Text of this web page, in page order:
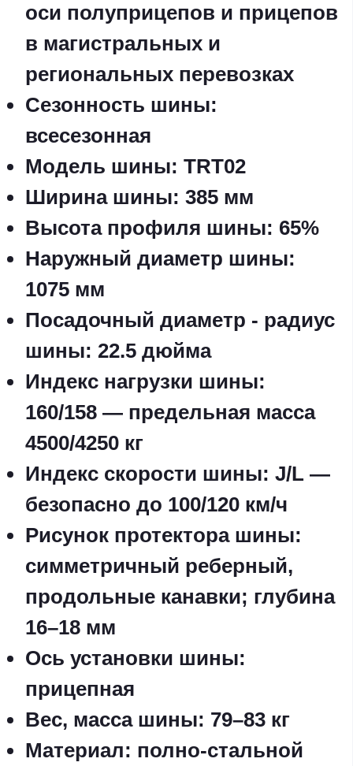
оси полуприцепов и прицепов
в магистральных и
региональных перевозках
Сезонность шины:
всесезонная
Модель шины: TRT02
Ширина шины: 385 мм
Высота профиля шины: 65%
Наружный диаметр шины:
1075 мм
Посадочный диаметр - радиус
шины: 22.5 дюйма
Индекс нагрузки шины:
160/158 — предельная масса
4500/4250 кг
Индекс скорости шины: J/L —
безопасно до 100/120 км/ч
Рисунок протектора шины:
симметричный реберный,
продольные канавки; глубина
16–18 мм
Ось установки шины:
прицепная
Вес, масса шины: 79–83 кг
Материал: полно-стальной